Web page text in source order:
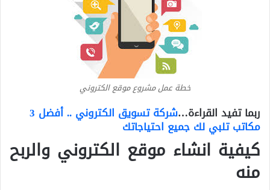
خطة عمل مشروع موقع الكتروني
ربما تفيد القراءة… شركة تسويق الكتروني .. أفضل 3
مكاتب تلبي لك جميع احتياجاتك
كيفية انشاء موقع الكتروني والربح
منه